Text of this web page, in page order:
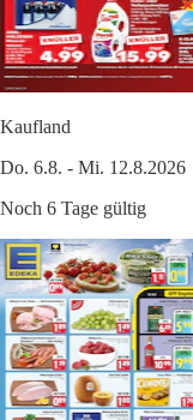
Kaufland
Do. 6.8. - Mi. 12.8.2026
Noch 6 Tage gültig